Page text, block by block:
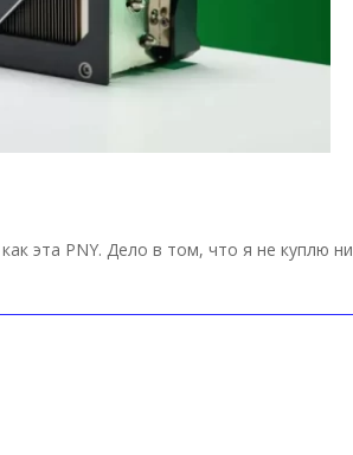
эта PNY. Дело в том, что я не куплю ни